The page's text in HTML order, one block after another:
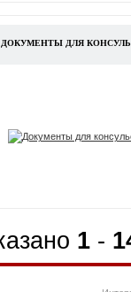
ДОКУМЕНТЫ ДЛЯ
1 -